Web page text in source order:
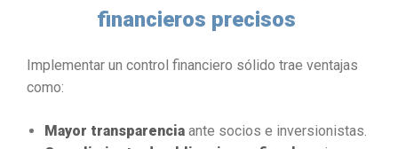
financieros precisos
Implementar un control financiero sólido trae ventajas
como:
Mayor transparencia ante socios e inversionistas.